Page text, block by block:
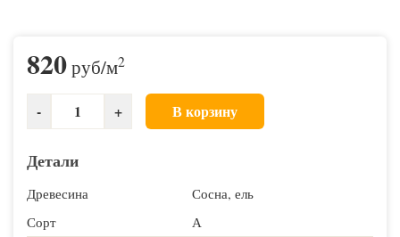
820руб/м2
В корзину
Детали
Древесина
Сосна, ель
Сорт
А